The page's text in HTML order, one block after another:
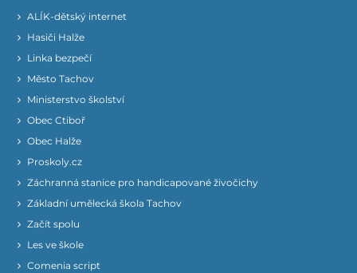
ALÍK-dětský internet
Hasiči Halže
Linka bezpečí
Město Tachov
Ministerstvo školství
Obec Ctiboř
Obec Halže
Proskoly.cz
Záchranná stanice pro handicapované živočichy
Základní umělecká škola Tachov
Začít spolu
Les ve škole
Comenia script